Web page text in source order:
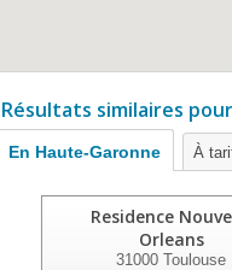
Résultats similaires
En Haute-Garonne À
Residence
Orleans
31000 Toulouse